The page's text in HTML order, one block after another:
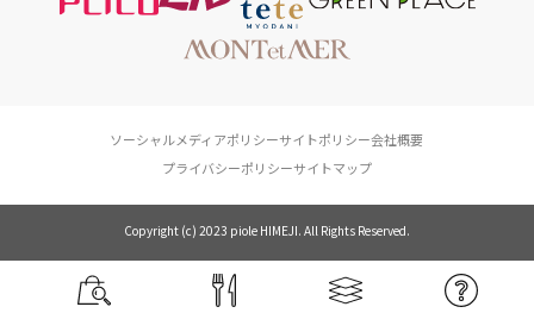
ソーシャルメディアポリシーサイトポリシー会社概要
プライバシーポリシーサイトマップ
Copyright (c) 2023 piole HIMEJI. All Rights Reserved.